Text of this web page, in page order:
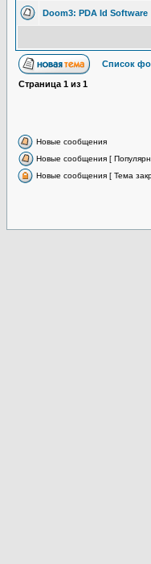
Doom3: PDA Id Software
Список
Страница 1 из 1
Новые сообщения
Новые сообщения [
Новые сообщения [ Тема